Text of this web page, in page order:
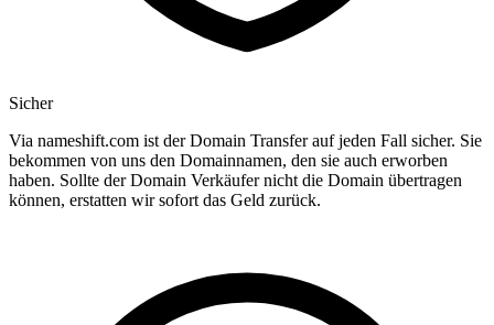
Sicher
Via nameshift.com ist der Domain Transfer auf jeden Fall sicher. Sie
bekommen von uns den Domainnamen, den sie auch erworben
haben. Sollte der Domain Verkäufer nicht die Domain übertragen
können, erstatten wir sofort das Geld zurück.